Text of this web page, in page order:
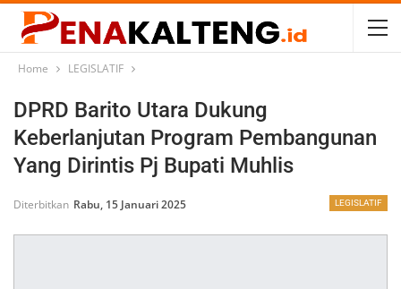
Home LEGISLATIF
DPRD Barito Utara Dukung
Keberlanjutan Program Pembangunan
Yang Dirintis Pj Bupati Muhlis
LEGISLATIF
Diterbitkan Rabu, 15 Januari 2025